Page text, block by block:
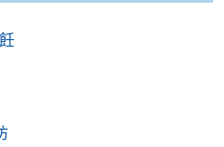
上服務，如學員就讀的課
會通知學員有關程序。
(PPS) (不適用於手機)、
信支付」(Online WeChat